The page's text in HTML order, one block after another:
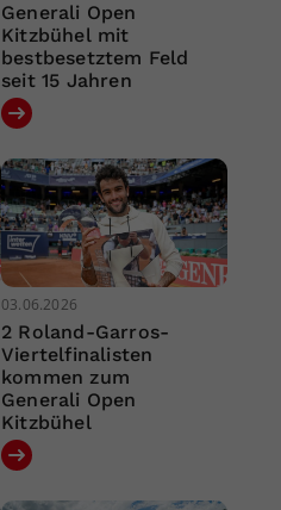
Generali Open
Kitzbühel mit
bestbesetztem Feld
seit 15 Jahren
03.06.2026
2 Roland-Garros-
Viertelfinalisten
kommen zum
Generali Open
Kitzbühel